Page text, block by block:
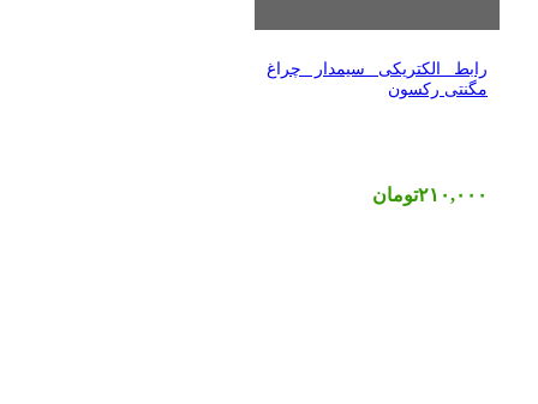
رابط الکتریکی سیمدار چراغ
مگنتی رکسون
۲۱۰,۰۰۰تومان